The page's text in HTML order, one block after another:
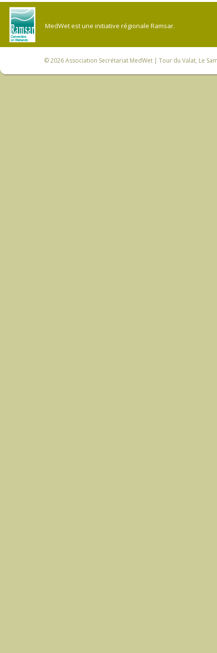
MedWet est une initiative régionale Ramsar.
© 2026Association Secrétariat MedWet | Tour du Valat, Le